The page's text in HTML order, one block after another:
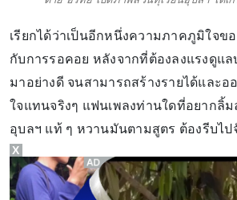
เรียกได้ว่าเป็นอีกหนึ่งความภาคภูมิใจข
กับการรอคอย หลังจากที่ต้องลงแรงดูแ
มาอย่างดี จนสามารถสร้างรายได้และ
ใจแทนจริงๆ แฟนเพลงท่านใดที่อยากลิ้ม
อุบลฯ แท้ ๆ หวานมันตามสูตร ต้องรีบไป
X